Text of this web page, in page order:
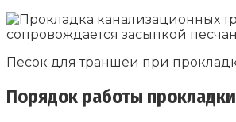
Песок для траншеи при
Порядок работы